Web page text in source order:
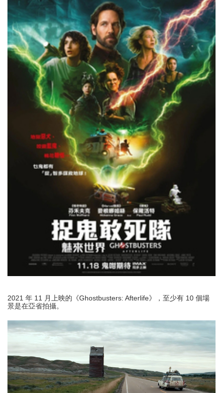
2021 年 11 月上映的《Ghostbusters: Afterlife》，至少有 10 個場
景是在亞省拍攝。